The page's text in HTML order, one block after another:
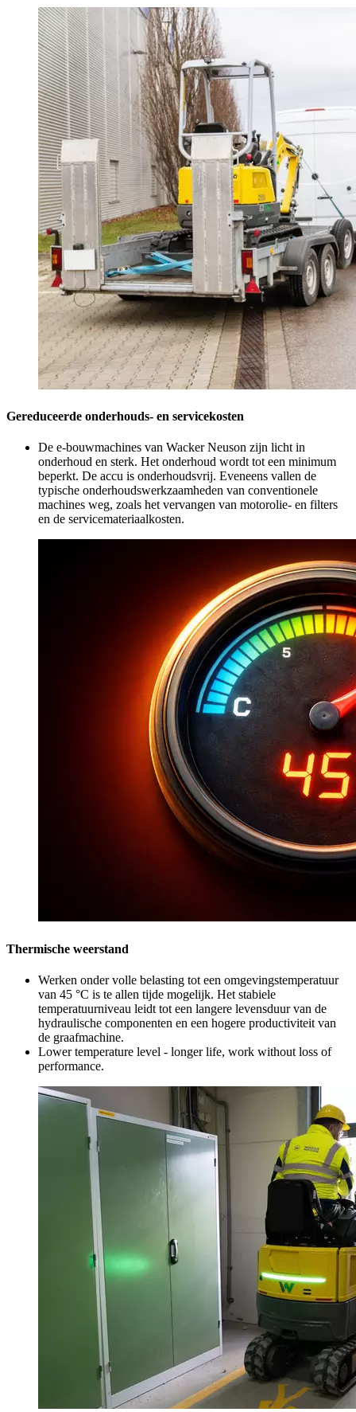
Gereduceerde onderhouds- en servicekosten
De e-bouwmachines van Wacker Neuson zijn licht in
onderhoud en sterk. Het onderhoud wordt tot een minimum
beperkt. De accu is onderhoudsvrij. Eveneens vallen de
typische onderhoudswerkzaamheden van conventionele
machines weg, zoals het vervangen van motorolie- en filters
en de servicemateriaalkosten.
Thermische weerstand
Werken onder volle belasting tot een omgevingstemperatuur
van 45 °C is te allen tijde mogelijk. Het stabiele
temperatuurniveau leidt tot een langere levensduur van de
hydraulische componenten en een hogere productiviteit van
de graafmachine.
Lower temperature level - longer life, work without loss of
performance.